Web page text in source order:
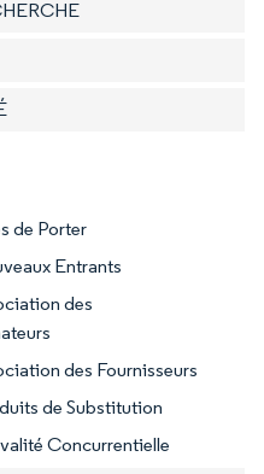
de Porter
Entrants
des
des Fournisseurs
de Substitution
Concurrentielle